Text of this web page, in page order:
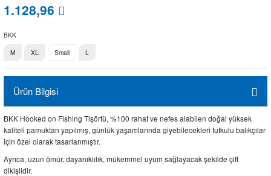
1.128,96
BKK
M
XL Small L
Ürün Bilgisi
BKK Hooked on Fishing Tişörtü, %100 rahat ve nefes alabilen doğal yüksek
kaliteli pamuktan yapılmış, günlük yaşamlarında giyebilecekleri tutkulu balıkçılar
için özel olarak tasarlanmıştır.
Ayrıca, uzun ömür, dayanıklılık, mükemmel uyum sağlayacak şekilde çift
dikişlidir.